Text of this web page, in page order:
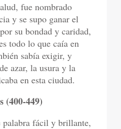
fue nombrado
y se supo ganar el
su bondad y caridad,
todo lo que caía en
sabía exigir, y
azar, la usura y la
en esta ciudad.
(400-449)
palabra fácil y brillante,